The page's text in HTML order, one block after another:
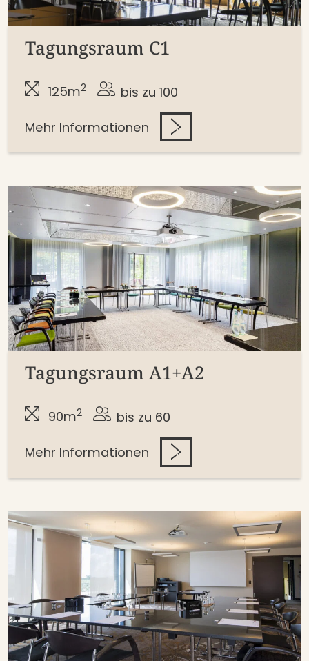
Tagungsraum C1
125m2 bis zu 100
Mehr Informationen
Tagungsraum A1+A2
90m2 bis zu 60
Mehr Informationen